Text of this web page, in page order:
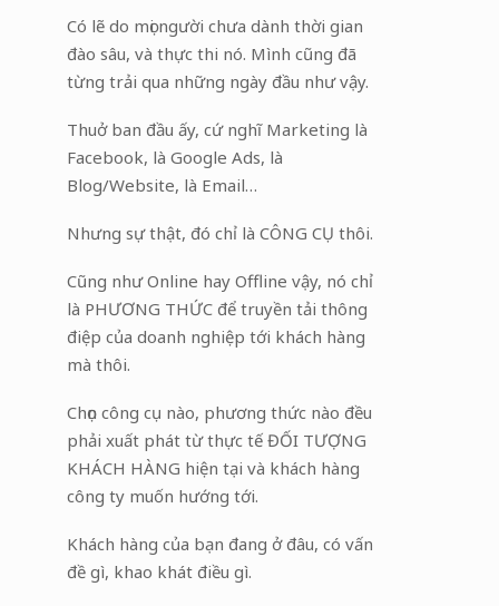
Có lẽ do mọi người chưa dành thời gian
đào sâu, và thực thi nó. Mình cũng đã
từng trải qua những ngày đầu như vậy.
Thuở ban đầu ấy, cứ nghĩ Marketing là
Facebook, là Google Ads, là
Blog/Website, là Email…
Nhưng sự thật, đó chỉ là CÔNG CỤ thôi.
Cũng như Online hay Offline vậy, nó chỉ
là PHƯƠNG THỨC để truyền tải thông
điệp của doanh nghiệp tới khách hàng
mà thôi.
Chọn công cụ nào, phương thức nào đều
phải xuất phát từ thực tế ĐỐI TƯỢNG
KHÁCH HÀNG hiện tại và khách hàng
công ty muốn hướng tới.
Khách hàng của bạn đang ở đâu, có vấn
đề gì, khao khát điều gì.